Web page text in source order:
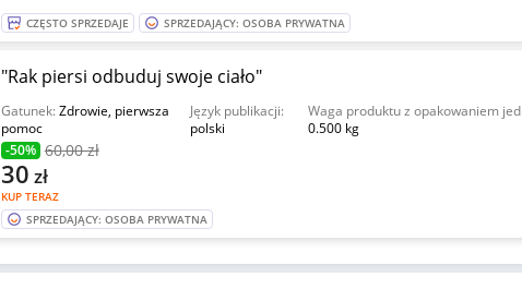
CZĘSTO SPRZEDAJE SPRZEDAJĄCY: OSOBA PRYWATNA
"Rak piersi odbuduj swoje ciało"
Gatunek:Zdrowie, pierwsza
pomoc
Język publikacji:
polski
Waga produktu z opakowaniem
0.500 kg
-50% 60,00 zł
KUP TERAZ
30 zł
SPRZEDAJĄCY: OSOBA PRYWATNA